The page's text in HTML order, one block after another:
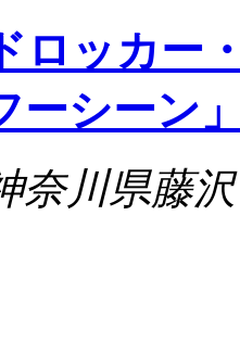
ロッカー
ーシーン
奈川県藤